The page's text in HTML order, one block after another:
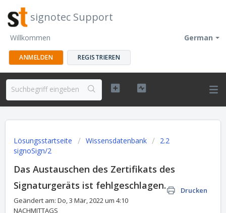
signotec Support
German
Willkommen
ANMELDEN REGISTRIEREN
Lösungsstartseite Wissensdatenbank
2.2
signoSign/2
Das Austauschen des Zertifikats des
Signaturgeräts ist fehlgeschlagen.
Drucken
Geändert am: Do, 3 Mär, 2022 um 4:10
NACHMITTAGS